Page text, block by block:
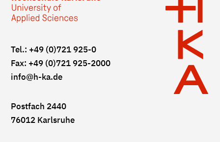
Tel.: +49 (0)721 925-0
Fax: +49 (0)721 925-2000
info@h-ka.de
Postfach 2440
76012 Karlsruhe